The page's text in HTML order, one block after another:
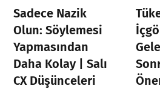
Sadece Nazik
Olun: Söylemesi
Yapmasından
Daha Kolay | Salı
CX Düşünceleri